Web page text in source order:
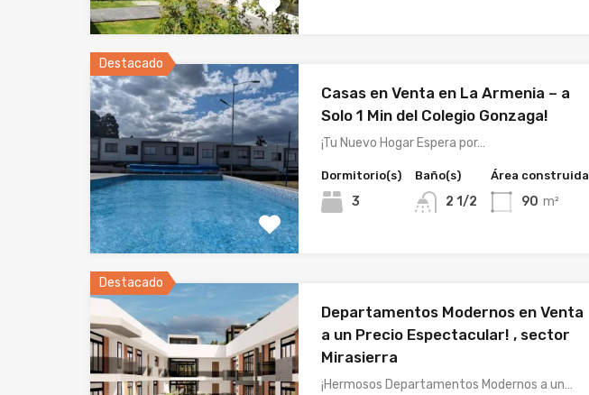
Destacado
Casas en Venta en La Armenia – a
Solo 1 Min del Colegio Gonzaga!
¡Tu Nuevo Hogar Espera por…
Dormitorio(s)
3
Baño(s)
2 1/2
Área construida
90 m²
Destacado
Departamentos Modernos en Venta
a un Precio Espectacular! , sector
Mirasierra
¡Hermosos Departamentos Modernos a un…